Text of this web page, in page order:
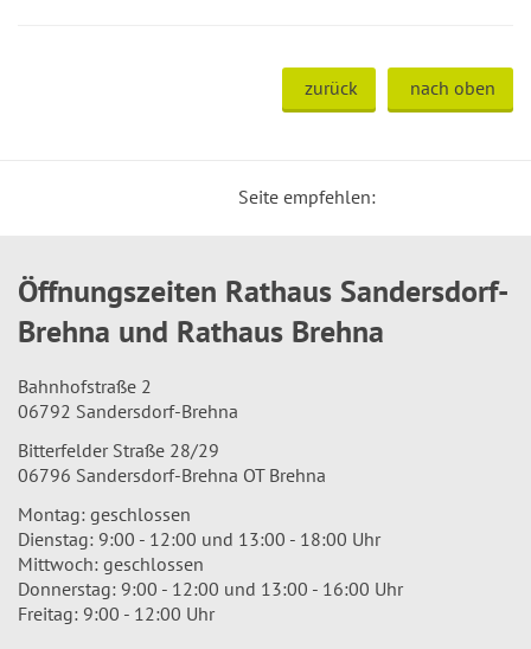
zurück nach oben
Seite empfehlen:
Öffnungszeiten Rathaus Sandersdorf-
Brehna und Rathaus Brehna
Bahnhofstraße 2
06792 Sandersdorf-Brehna
Bitterfelder Straße 28/29
06796 Sandersdorf-Brehna OT Brehna
Montag: geschlossen
Dienstag: 9:00 - 12:00 und 13:00 - 18:00 Uhr
Mittwoch: geschlossen
Donnerstag: 9:00 - 12:00 und 13:00 - 16:00 Uhr
Freitag: 9:00 - 12:00 Uhr